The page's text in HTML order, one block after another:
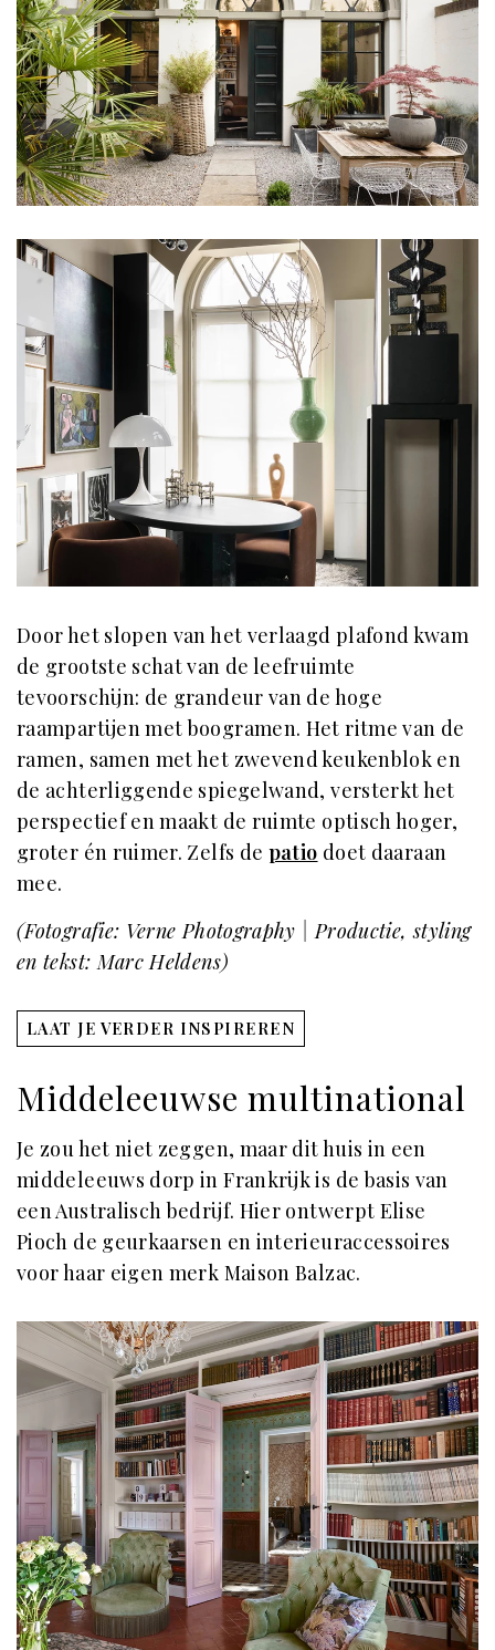
Door het slopen van het verlaagd plafond kwam
de grootste schat van de leefruimte
tevoorschijn: de grandeur van de hoge
raampartijen met boogramen. Het ritme van de
ramen, samen met het zwevend keukenblok en
de achterliggende spiegelwand, versterkt het
perspectief en maakt de ruimte optisch hoger,
groter én ruimer. Zelfs de patio doet daaraan
mee.
(Fotografie: Verne Photography | Productie, styling
en tekst: Marc Heldens)
LAAT JE VERDER INSPIREREN
Middeleeuwse multinational
Je zou het niet zeggen, maar dit huis in een
middeleeuws dorp in Frankrijk is de basis van
een Australisch bedrijf. Hier ontwerpt Elise
Pioch de geurkaarsen en interieuraccessoires
voor haar eigen merk Maison Balzac.